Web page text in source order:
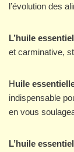
l’évolution des
L’huile
et carminative,
Huile
indispensable
en vous
L’huile